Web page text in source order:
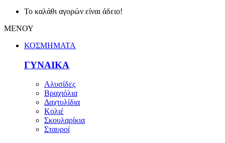
Το καλάθι αγορών είναι άδειο!
ΜΕΝΟΥ
ΚΟΣΜΗΜΑΤΑ
ΓΥΝΑΙΚΑ
Αλυσίδες
Βραχιόλια
Δαχτυλίδια
Κολιέ
Σκουλαρίκια
Σταυροί